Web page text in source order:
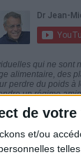
de
et/ou
qui ne sont
alimentaire, des
perdre du poids à
un régime